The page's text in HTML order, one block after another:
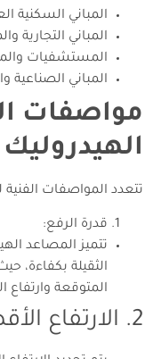
المباني السكنية
المباني التجارية
المستشفيات
المباني الصناعية
مواصفات
الهيدروليك
تتعدد المواصفات
قدرة الرفع:
تتميز المصاعد
الثقيلة بكفاءة،
المتوقعة وارتفاع
2. الارتفاع الأقصى: